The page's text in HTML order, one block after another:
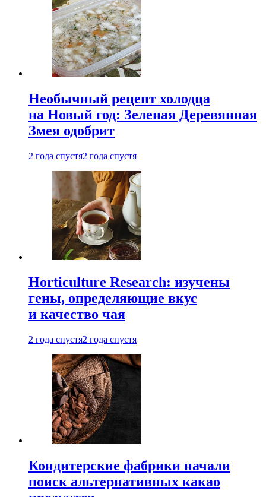
Необычный рецепт холодца
на Новый год: Зеленая Деревянная
Змея одобрит
2 года спустя2 года спустя
Horticulture Research: изучены
гены, определяющие вкус
и качество чая
2 года спустя2 года спустя
Кондитерские фабрики начали
поиск альтернативных какао